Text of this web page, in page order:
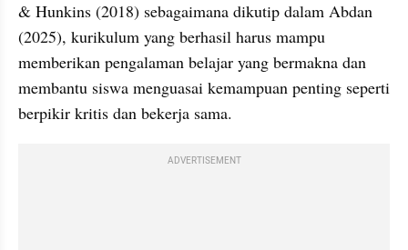
& Hunkins (2018) sebagaimana dikutip dalam Abdan
(2025), kurikulum yang berhasil harus mampu
memberikan pengalaman belajar yang bermakna dan
membantu siswa menguasai kemampuan penting seperti
berpikir kritis dan bekerja sama.
ADVERTISEMENT